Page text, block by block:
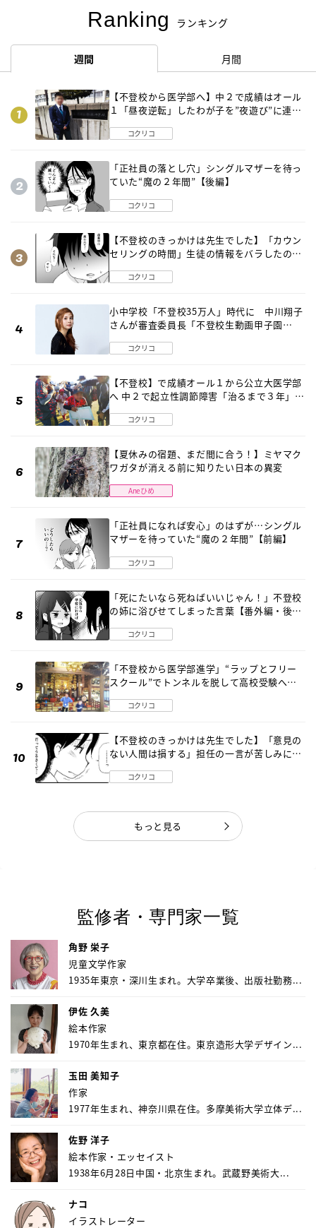
Ranking ランキング
週間 月間
【不登校から医学部へ】中２で成績はオール
１「昼夜逆転」したわが子を”夜遊び”に連れ
コクリコ
「正社員の落とし穴」シングルマザーを待っ
ていた“魔の２年間”【後編】
コクリコ
【不登校のきっかけは先生でした】「カウン
セリングの時間」生徒の情報をバラしたの
コクリコ
小中学校「不登校35万人」時代に 中川翔子
さんが審査委員長「不登校生動画甲子園
コクリコ
【不登校】で成績オール１から公立大医学部
へ 中２で起立性調節障害「治るまで３年」の
コクリコ
【夏休みの宿題、まだ間に合う！】ミヤマク
ワガタが消える前に知りたい日本の異変
Aneひめ
「正社員になれば安心」のはずが…シングル
マザーを待っていた“魔の２年間”【前編】
コクリコ
「死にたいなら死ねばいいじゃん！」不登校
の姉に浴びせてしまった言葉【番外編・後
コクリコ
「不登校から医学部進学」“ラップとフリー
スクール”でトンネルを脱して高校受験へ
コクリコ
【不登校のきっかけは先生でした】「意見の
ない人間は損する」担任の一言が苦しみに…
コクリコ
もっと見る
監修者・専門家一覧
角野 栄子
児童文学作家
1935年東京・深川生まれ。大学卒業後、出版社勤務...
伊佐 久美
絵本作家
1970年生まれ、東京都在住。東京造形大学デザイン...
玉田 美知子
作家
1977年生まれ、神奈川県在住。多摩美術大学立体デ...
佐野 洋子
絵本作家・エッセイスト
1938年6月28日中国・北京生まれ。武蔵野美術大...
ナコ
イラストレーター